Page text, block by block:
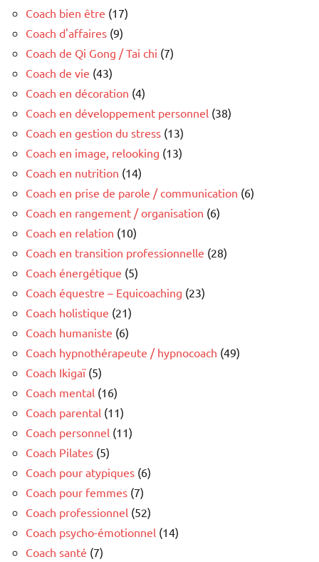
Coach bien être (17)
Coach d'affaires (9)
Coach de Qi Gong / Tai chi (7)
Coach de vie (43)
Coach en décoration (4)
Coach en développement personnel (38)
Coach en gestion du stress (13)
Coach en image, relooking (13)
Coach en nutrition (14)
Coach en prise de parole / communication (6)
Coach en rangement / organisation (6)
Coach en relation (10)
Coach en transition professionnelle (28)
Coach énergétique (5)
Coach équestre – Equicoaching (23)
Coach holistique (21)
Coach humaniste (6)
Coach hypnothérapeute / hypnocoach (49)
Coach Ikigaï(5)
Coach mental (16)
Coach parental (11)
Coach personnel (11)
Coach Pilates (5)
Coach pour atypiques (6)
Coach pour femmes (7)
Coach professionnel (52)
Coach psycho-émotionnel (14)
Coach santé (7)